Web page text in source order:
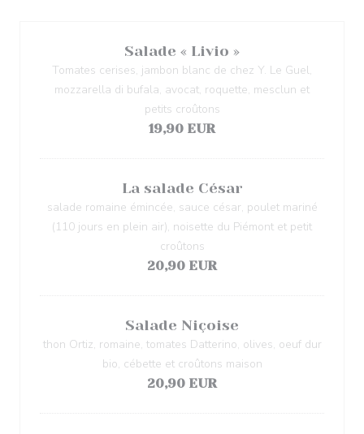
Salade « Livio »
Tomates cerises, jambon blanc de chez Y. Le Guel,
mozzarella di bufala, avocat, roquette, mesclun et
petits croûtons
19,90 EUR
La salade César
salade romaine émincée, sauce césar, poulet mariné
(110 jours en plein air), noisette du Piémont et petit
croûtons
20,90 EUR
Salade Niçoise
thon Ortiz, romaine, tomates Datterino, olives, oeuf dur
bio, cébette et croûtons maison
20,90 EUR